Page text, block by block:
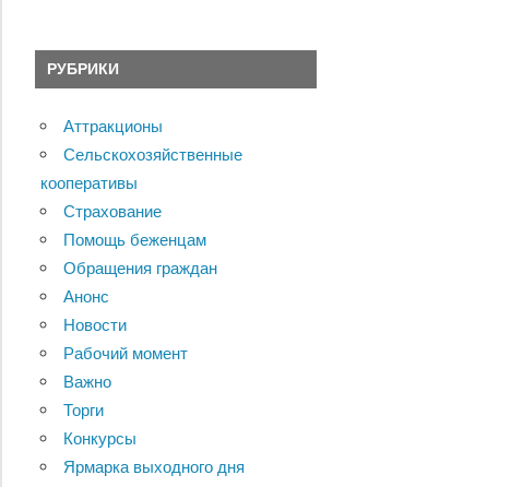
РУБРИКИ
Аттракционы
Сельскохозяйственные
кооперативы
Страхование
Помощь беженцам
Обращения граждан
Анонс
Новости
Рабочий момент
Важно
Торги
Конкурсы
Ярмарка выходного дня